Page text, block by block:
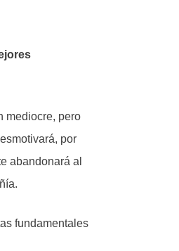
mediocre, pero
por
abandonará al
fundamentales